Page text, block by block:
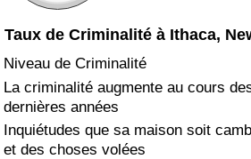
Taux de Criminalité à Ithaca,
Niveau de Criminalité
La criminalité augmente au cours
dernières années
Inquiétudes que sa maison soit
et des choses volées
Indice de Criminalité (Actuel)
Indice de Criminalité
Indice de criminalité par pays